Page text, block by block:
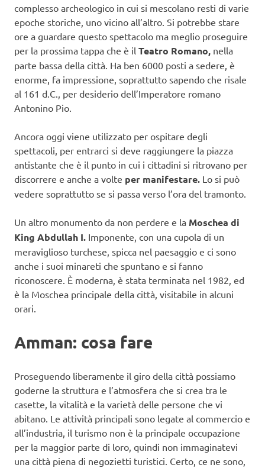
complesso archeologico in cui si mescolano resti di varie
epoche storiche, uno vicino all’altro. Si potrebbe stare
ore a guardare questo spettacolo ma meglio proseguire
per la prossima tappa che è il Teatro Romano, nella
parte bassa della città. Ha ben 6000 posti a sedere, è
enorme, fa impressione, soprattutto sapendo che risale
al 161 d.C., per desiderio dell’Imperatore romano
Antonino Pio.
Ancora oggi viene utilizzato per ospitare degli
spettacoli, per entrarci si deve raggiungere la piazza
antistante che è il punto in cui i cittadini si ritrovano per
discorrere e anche a volte per manifestare. Lo si può
vedere soprattutto se si passa verso l’ora del tramonto.
Un altro monumento da non perdere e la Moschea di
King Abdullah I. Imponente, con una cupola di un
meraviglioso turchese, spicca nel paesaggio e ci sono
anche i suoi minareti che spuntano e si fanno
riconoscere. È moderna, è stata terminata nel 1982, ed
è la Moschea principale della città, visitabile in alcuni
orari.
Amman: cosa fare
Proseguendo liberamente il giro della città possiamo
goderne la struttura e l’atmosfera che si crea tra le
casette, la vitalità e la varietà delle persone che vi
abitano. Le attività principali sono legate al commercio e
all’industria, il turismo non è la principale occupazione
per la maggior parte di loro, quindi non immaginatevi
una città piena di negozietti turistici. Certo, ce ne sono,